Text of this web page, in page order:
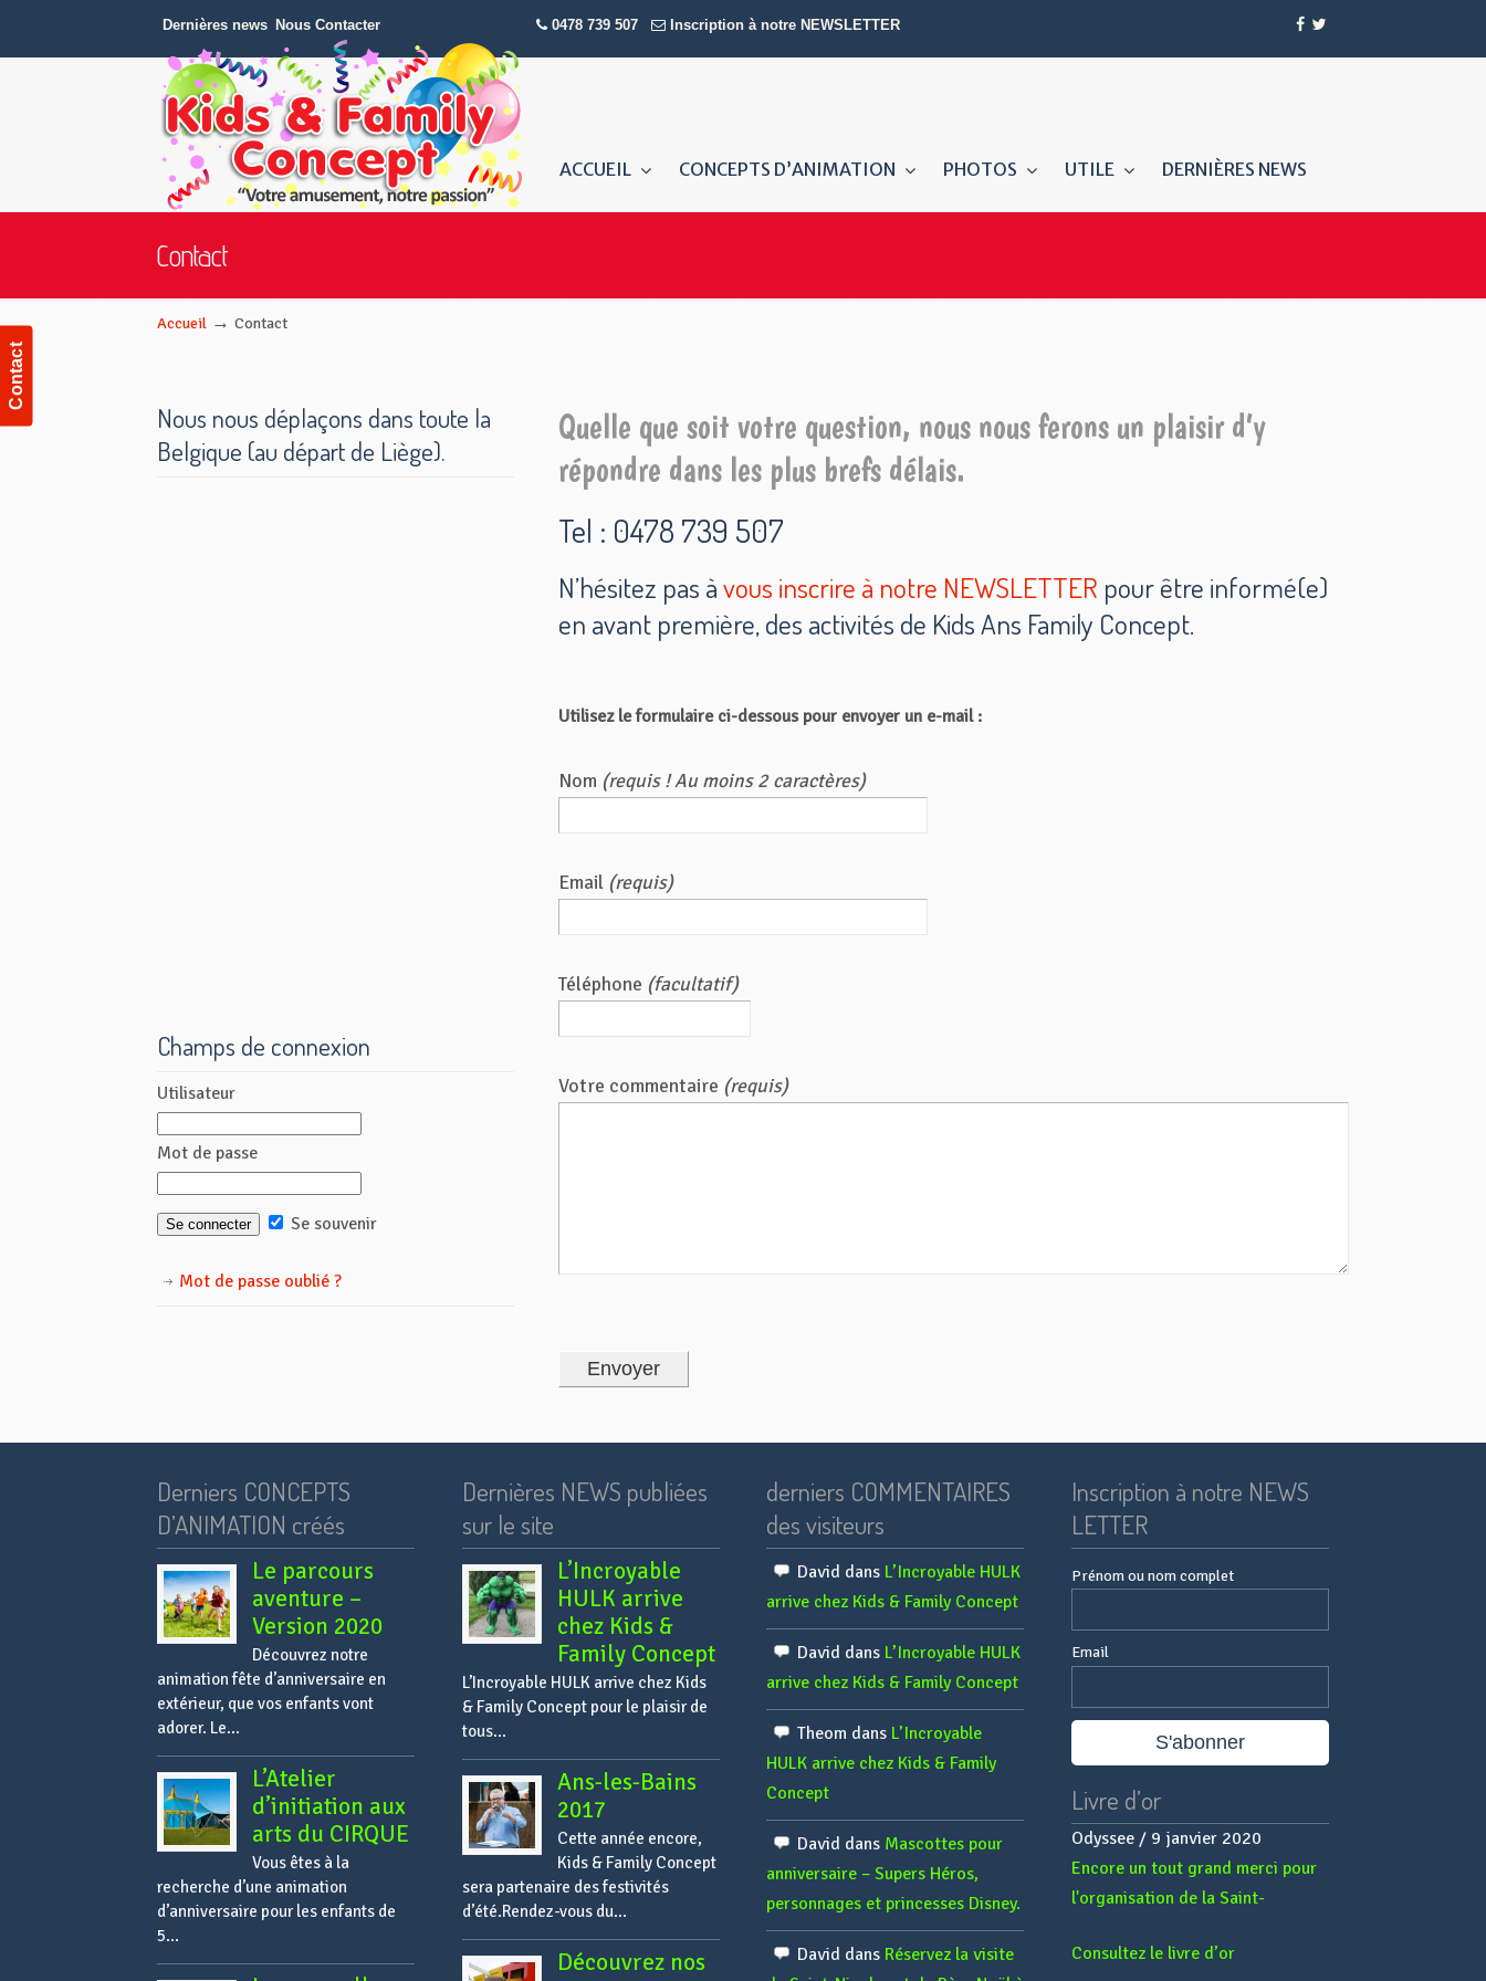
Contact
Dernières news Nous Contacter 0478 739 507 Inscription à notre NEWSLETTER
Organisateur d'anniversaire pour enfants en Belgique.s
ACCUEIL CONCEPTS D’ANIMATION PHOTOS UTILE DERNIÈRES NEWS
Navigation
Contact
Accueil → Contact
Quelle que soit votre question, nous nous ferons un plaisir d’y
répondre dans les plus brefs délais.
Tel : 0478 739 507
N’hésitez pas àvous inscrire à notre NEWSLETTER pour être informé(e)
en avant première, des activités de Kids Ans Family Concept.
Utilisez le formulaire ci-dessous pour envoyer un e-mail :
Nom (requis ! Au moins 2 caractères)
Email (requis)
Téléphone (facultatif)
Votre commentaire (requis)
Nous nous déplaçons dans toute la
Belgique (au départ de Liège).
Champs de connexion
Utilisateur
Mot de passe
Se souvenir
Mot de passe oublié ?
Derniers CONCEPTS
D’ANIMATION créés
Le parcours
aventure –
Version 2020
Découvrez notre
animation fête d’anniversaire en
extérieur, que vos enfants vont
adorer. Le...
L’Atelier
d’initiation aux
arts du CIRQUE
Vous êtes à la
recherche d’une animation
d’anniversaire pour les enfants de
5...
Dernières NEWS publiées
sur le site
L’Incroyable
HULK arrive
chez Kids &
Family Concept
L’Incroyable HULK arrive chez Kids
& Family Concept pour le plaisir de
tous...
Ans-les-Bains
2017
Cette année encore,
Kids & Family Concept
sera partenaire des festivités
d’été.Rendez-vous du...
Découvrez nos
derniers COMMENTAIRES
des visiteurs
David dans L’Incroyable HULK
arrive chez Kids & Family Concept
David dans L’Incroyable HULK
arrive chez Kids & Family Concept
Theom dans L’Incroyable
HULK arrive chez Kids & Family
Concept
David dans Mascottes pour
anniversaire – Supers Héros,
personnages et princesses Disney.
David dans Réservez la visite
Inscription à notre NEWS
LETTER
Prénom ou nom complet
Email
Livre d’or
Odyssee/ 9 janvier 2020
Encore un tout grand merci pour
l'organisation de la Saint-
Consultez le livre d’or